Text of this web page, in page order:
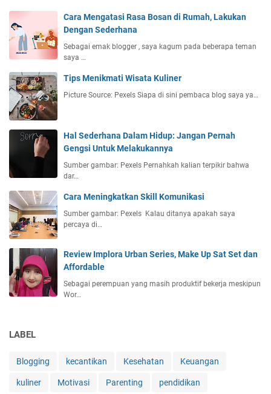
Cara Mengatasi Rasa Bosan di Rumah, Lakukan
Dengan Sederhana
Sebagai emak blogger , saya kagum pada beberapa teman
saya …
Tips Menikmati Wisata Kuliner
Picture Source: Pexels Siapa di sini pembaca blog saya ya…
Hal Sederhana Dalam Hidup: Jangan Pernah
Gengsi Untuk Melakukannya
Sumber gambar: Pexels Pernahkah kalian terpikir bahwa
dar…
Cara Meningkatkan Skill Komunikasi
Sumber gambar: Pexels Kalau ditanya apakah saya
percaya di…
Review Implora Urban Series, Make Up Sat Set dan
Affordable
Sebagai perempuan yang masih produktif bekerja meskipun
Wor…
LABEL
Blogging kecantikan Kesehatan Keuangan
kuliner Motivasi Parenting pendidikan